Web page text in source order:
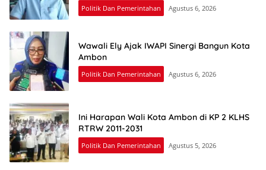
Politik Dan Pemerintahan Agustus 6, 2026
Wawali Ely Ajak IWAPI Sinergi Bangun Kota
Ambon
Politik Dan Pemerintahan Agustus 6, 2026
Ini Harapan Wali Kota Ambon di KP 2 KLHS
RTRW 2011-2031
Politik Dan Pemerintahan Agustus 5, 2026